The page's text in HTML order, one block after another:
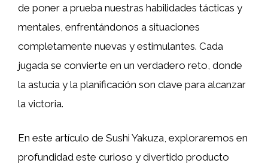
de poner a prueba nuestras habilidades tácticas y
mentales, enfrentándonos a situaciones
completamente nuevas y estimulantes. Cada
jugada se convierte en un verdadero reto, donde
la astucia y la planificación son clave para alcanzar
la victoria.
En este artículo de Sushi Yakuza, exploraremos en
profundidad este curioso y divertido producto